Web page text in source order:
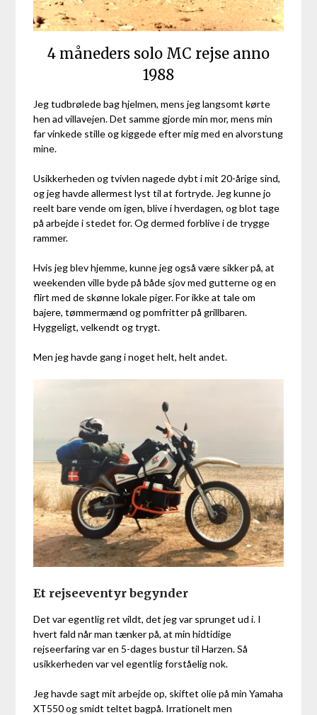
4 måneders solo MC rejse anno
1988
Jeg tudbrølede bag hjelmen, mens jeg langsomt kørte
hen ad villavejen. Det samme gjorde min mor, mens min
far vinkede stille og kiggede efter mig med en alvorstung
mine.
Usikkerheden og tvivlen nagede dybt i mit 20-årige sind,
og jeg havde allermest lyst til at fortryde. Jeg kunne jo
reelt bare vende om igen, blive i hverdagen, og blot tage
på arbejde i stedet for. Og dermed forblive i de trygge
rammer.
Hvis jeg blev hjemme, kunne jeg også være sikker på, at
weekenden ville byde på både sjov med gutterne og en
flirt med de skønne lokale piger. For ikke at tale om
bajere, tømmermænd og pomfritter på grillbaren.
Hyggeligt, velkendt og trygt.
Men jeg havde gang i noget helt, helt andet.
Et rejseeventyr begynder
Det var egentlig ret vildt, det jeg var sprunget ud i. I
hvert fald når man tænker på, at min hidtidige
rejseerfaring var en 5-dages bustur til Harzen. Så
usikkerheden var vel egentlig forståelig nok.
Jeg havde sagt mit arbejde op, skiftet olie på min Yamaha
XT550 og smidt teltet bagpå. Irrationelt men